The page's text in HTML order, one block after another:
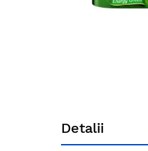
the
beginning
Detalii